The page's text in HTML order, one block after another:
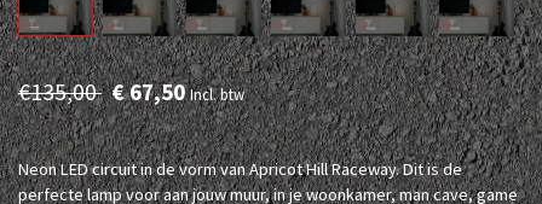
€135,00 € 67,50Incl. btw
Neon LED circuit in de vorm van Apricot Hill Raceway. Dit is de
perfecte lamp voor aan jouw muur, in je woonkamer, man cave, game